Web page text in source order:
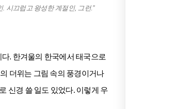
시끄럽고 왕성한 계절인, 그런.”
. 한겨울의 한국에서 태국으로
더위는 그림 속의 풍경이거나
신경 쓸 일도 있었다. 이렇게 우